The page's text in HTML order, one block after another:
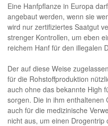
Eine Hanfpflanze in Europa
angebaut werden, wenn sie
wird nur zertifiziertes Saatgut
strenger Kontrollen, um eben
reichem Hanf für den illegalen
Der auf diese Weise
für die Rohstoffproduktion
auch ohne das bekannte High
sorgen. Die in ihm enthaltenen
auch für die medizinische
nicht aus, um einen Drogentrip